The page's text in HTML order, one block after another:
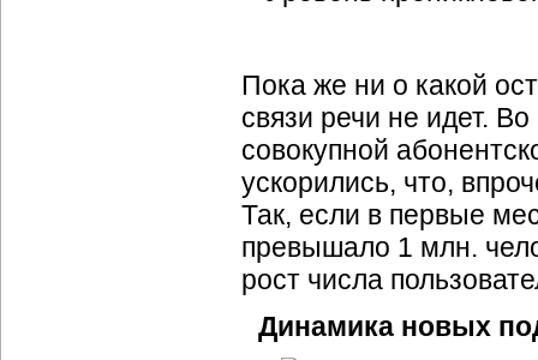
Пока же ни о какой
связи речи не идет.
совокупной
ускорились, что,
Так, если в первые
превышало 1 млн.
рост числа
Динамика новых